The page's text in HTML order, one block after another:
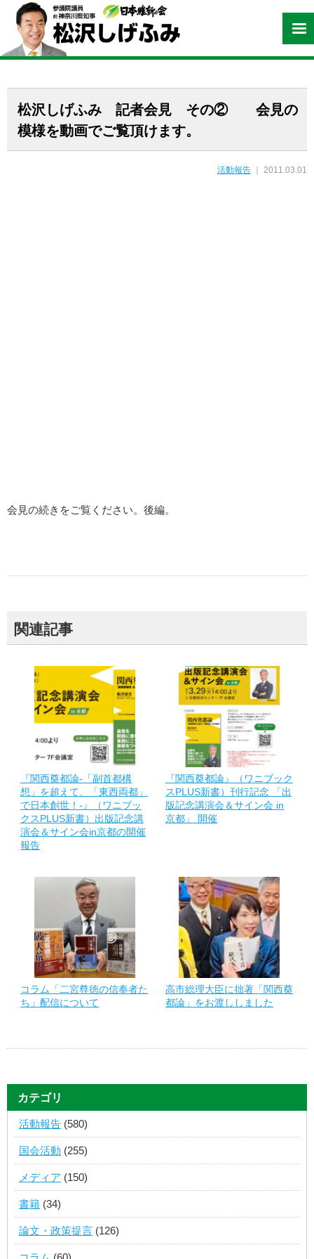
松沢しげふみ 記者会見 その② 会見の
模様を動画でご覧頂けます。
活動報告 ｜ 2011.03.01
会見の続きをご覧ください。後編。
関連記事
『関西奠都論-「副首都構
想」を超えて、「東西両都」
で日本創世！-』（ワニブッ
クスPLUS新書）出版記念講
演会＆サイン会in京都の開催
報告
『関西奠都論』（ワニブック
スPLUS新書）刊行記念 「出
版記念講演会＆サイン会 in
京都」 開催
コラム「二宮尊徳の信奉者た
ち」配信について
高市総理大臣に拙著「関西奠
都論」をお渡ししました
カテゴリ
活動報告 (580)
国会活動 (255)
メディア (150)
書籍 (34)
論文・政策提言 (126)